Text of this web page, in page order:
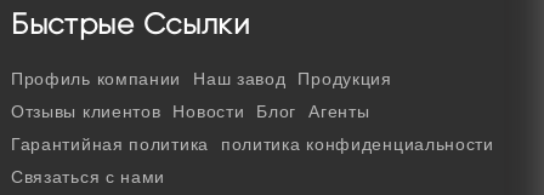
Быстрые Ссылки
Профиль компании Наш завод
Продукция
Отзывы клиентов
Новости Блог
Агенты
Гарантийная политика
политика конфиденциальности
Связаться с нами